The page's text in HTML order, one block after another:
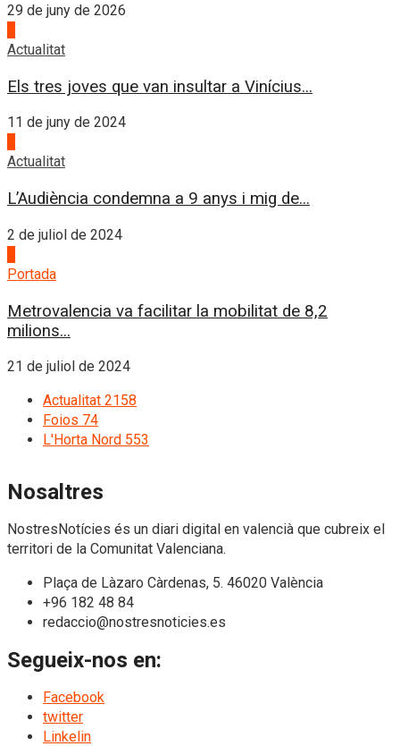
29 de juny de 2026
Actualitat
Els tres joves que van insultar a Vinícius...
11 de juny de 2024
Actualitat
L’Audiència condemna a 9 anys i mig de...
2 de juliol de 2024
Portada
Metrovalencia va facilitar la mobilitat de 8,2
milions...
21 de juliol de 2024
Actualitat 2158
Foios 74
L'Horta Nord 553
Nosaltres
NostresNotícies és un diari digital en valencià que cubreix el
territori de la Comunitat Valenciana.
Plaça de Làzaro Càrdenas, 5. 46020 València
+96 182 48 84
redaccio@nostresnoticies.es
Segueix-nos en:
Facebook
twitter
Linkelin